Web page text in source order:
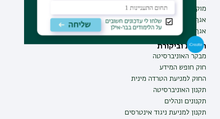
מוקד בקרה לדיווחים
אגף התקשוב
אגף התפעול
תקנות וביקורת
מבקר האוניברסיטה
חוק חופש המידע
החוק למניעת הטרדה מינית
תקנון האוניברסיטה
תקנונים ונהלים
תקנון למניעת ניגוד אינטרסים